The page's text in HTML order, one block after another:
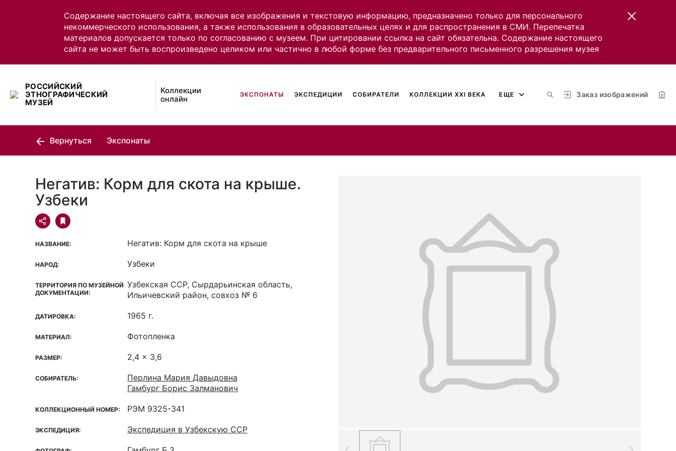
Содержание настоящего сайта, включая все изображения и текстовую информацию, предназначено только для персонального
некоммерческого использования, а также использования в образовательных целях и для распространения в СМИ. Перепечатка
материалов допускается только по согласованию с музеем. При цитировании ссылка на сайт обязательна. Содержание настоящего
сайта не может быть воспроизведено целиком или частично в любой форме без предварительного письменного разрешения музея
РОССИЙСКИЙ
ЭТНОГРАФИЧЕСКИЙ
МУЗЕЙ
Коллекции
онлайн
Заказ изображений
ЭКСПОНАТЫ ЭКСПЕДИЦИИ СОБИРАТЕЛИ КОЛЛЕКЦИИ XXI ВЕКА ЕЩЕ
Вернуться Экспонаты
Негатив: Корм для скота на крыше.
Узбеки
НАЗВАНИЕ: Негатив: Корм для скота на крыше
НАРОД: Узбеки
ТЕРРИТОРИЯ ПО МУЗЕЙНОЙ
ДОКУМЕНТАЦИИ:
Узбекская ССР, Сырдарьинская область,
Ильичевский район, совхоз № 6
ДАТИРОВКА: 1965 г.
МАТЕРИАЛ: Фотопленка
РАЗМЕР: 2,4 x 3,6
СОБИРАТЕЛЬ:
Перлина Мария Давыдовна
Гамбург Борис Залманович
КОЛЛЕКЦИОННЫЙ НОМЕР: РЭМ 9325-341
ЭКСПЕДИЦИЯ: Экспедиция в Узбекскую ССР